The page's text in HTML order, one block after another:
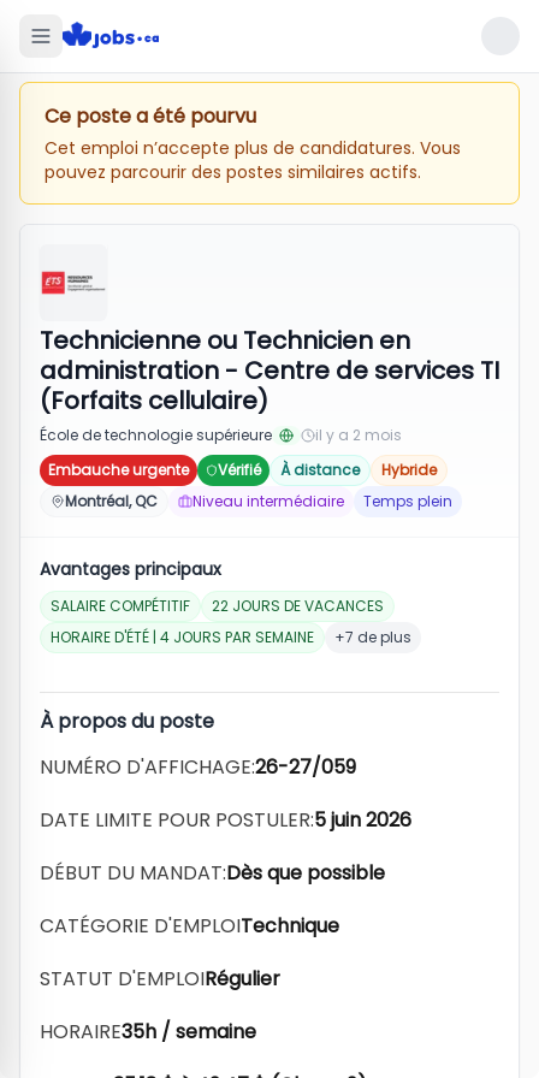
Ce poste a été pourvu
Cet emploi n’accepte plus de candidatures. Vous
pouvez parcourir des postes similaires actifs.
Technicienne ou Technicien en
administration - Centre de services TI
(Forfaits cellulaire)
École de technologie supérieure
il y a 2 mois
Embauche urgente
Vérifié À distance
Hybride
Montréal, QC
Niveau intermédiaire Temps plein
Avantages principaux
SALAIRE COMPÉTITIF
22 JOURS DE VACANCES
HORAIRE D'ÉTÉ | 4 JOURS PAR SEMAINE
+7 de plus
À propos du poste
NUMÉRO D'AFFICHAGE:26-27/059
DATE LIMITE POUR POSTULER:5 juin 2026
DÉBUT DU MANDAT:Dès que possible
CATÉGORIE D'EMPLOITechnique
STATUT D'EMPLOIRégulier
HORAIRE35h / semaine